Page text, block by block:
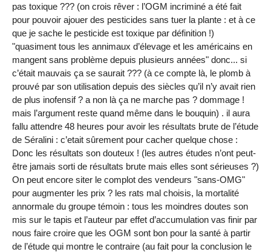
pas toxique ??? (on crois rêver : l’OGM incriminé a été fait
pour pouvoir ajouer des pesticides sans tuer la plante : et à ce
que je sache le pesticide est toxique par définition !)
"quasiment tous les annimaux d’élevage et les américains en
mangent sans problème depuis plusieurs années" donc... si
c’était mauvais ça se saurait ??? (à ce compte là, le plomb à
prouvé par son utilisation depuis des siècles qu’il n’y avait rien
de plus inofensif ? a non là ça ne marche pas ? dommage !
mais l’argument reste quand même dans le bouquin) . il aura
fallu attendre 48 heures pour avoir les résultats brute de l’étude
de Séralini : c’etait sûrement pour cacher quelque chose :
Donc les résultats son douteux ! (les autres études n’ont peut-
être jamais sorti de résultats brute mais elles sont sérieuses ?)
On peut encore siter le complot des vendeurs "sans-OMG"
pour augmenter les prix ? les rats mal choisis, la mortalité
annormale du groupe témoin : tous les moindres doutes son
mis sur le tapis et l’auteur par effet d’accumulation vas finir par
nous faire croire que les OGM sont bon pour la santé à partir
de l’étude qui montre le contraire (au fait pour la conclusion le